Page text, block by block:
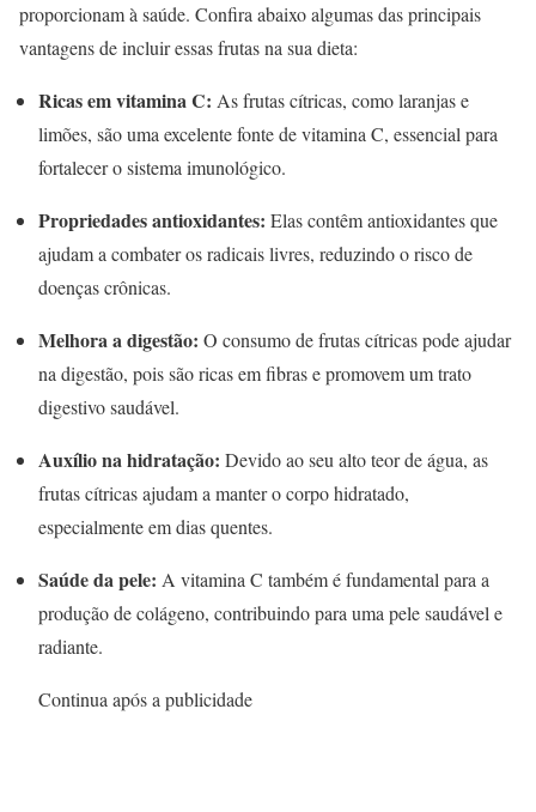
proporcionam à saúde. Confira abaixo algumas das principais
vantagens de incluir essas frutas na sua dieta:
Ricas em vitamina C: As frutas cítricas, como laranjas e
limões, são uma excelente fonte de vitamina C, essencial para
fortalecer o sistema imunológico.
Propriedades antioxidantes: Elas contêm antioxidantes que
ajudam a combater os radicais livres, reduzindo o risco de
doenças crônicas.
Melhora a digestão: O consumo de frutas cítricas pode ajudar
na digestão, pois são ricas em fibras e promovem um trato
digestivo saudável.
Auxílio na hidratação: Devido ao seu alto teor de água, as
frutas cítricas ajudam a manter o corpo hidratado,
especialmente em dias quentes.
Saúde da pele: A vitamina C também é fundamental para a
produção de colágeno, contribuindo para uma pele saudável e
radiante.
Continua após a publicidade